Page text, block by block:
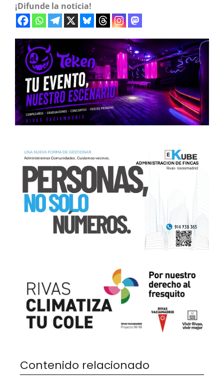
¡Difunde la noticia!
Contenido relacionado